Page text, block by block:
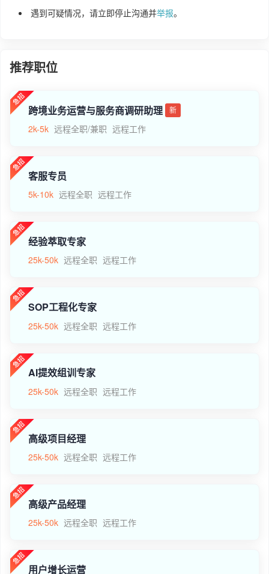
遇到可疑情况，请立即停止沟通并举报。
推荐职位
跨境业务运营与服务商调研助理 新
2k-5k 远程全职/兼职 远程工作
客服专员
5k-10k 远程全职 远程工作
经验萃取专家
25k-50k 远程全职 远程工作
SOP工程化专家
25k-50k 远程全职 远程工作
AI提效组训专家
25k-50k 远程全职 远程工作
高级项目经理
25k-50k 远程全职 远程工作
高级产品经理
25k-50k 远程全职 远程工作
用户增长运营